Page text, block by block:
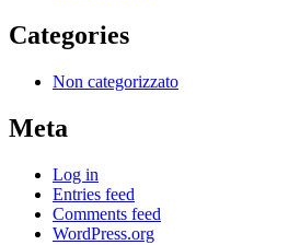
Categories
Non categorizzato
Meta
Log in
Entries feed
Comments feed
WordPress.org